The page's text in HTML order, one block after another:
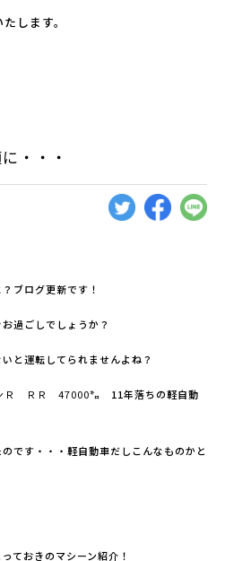
します。
・・・
ブログ更新です！
過ごしでしょうか？
と運転してられませんよね？
Ｒ ＲＲ 47000㌔
11年落ちの軽自動
です・・・軽自動車だしこんなものかと
ておきのマシーン紹介！